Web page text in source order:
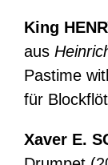
King
aus
Pastime
für
Xaver E.